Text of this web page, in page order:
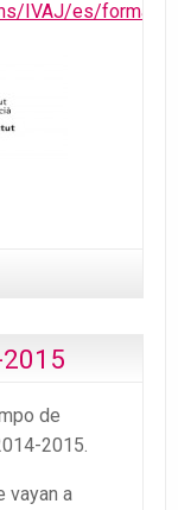
IVAJ/es/
de
2015.
vayan a